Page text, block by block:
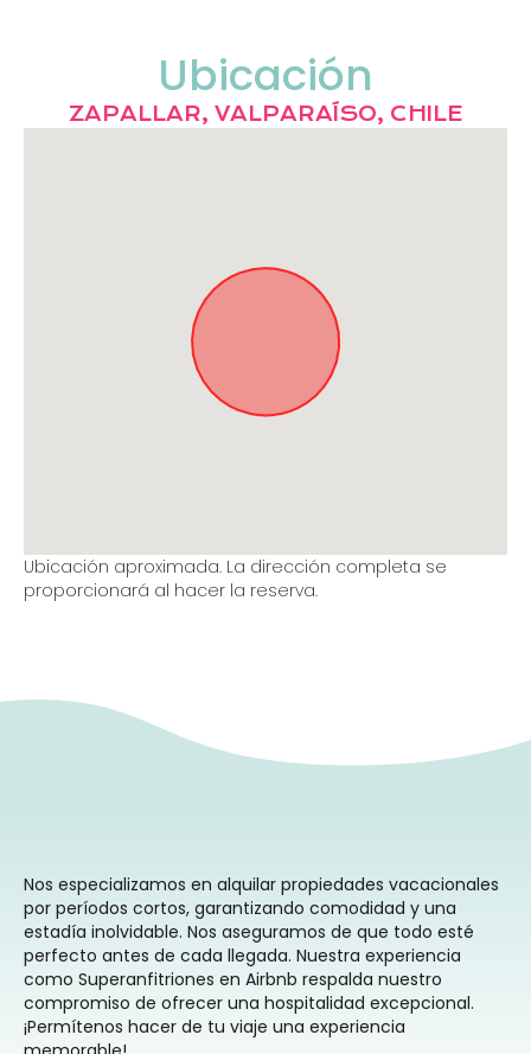
Ubicación
ZAPALLAR, VALPARAÍSO, CHILE
Ubicación aproximada. La dirección completa se
proporcionará al hacer la reserva.
Nos especializamos en alquilar propiedades vacacionales
por períodos cortos, garantizando comodidad y una
estadía inolvidable. Nos aseguramos de que todo esté
perfecto antes de cada llegada. Nuestra experiencia
como Superanfitriones en Airbnb respalda nuestro
compromiso de ofrecer una hospitalidad excepcional.
¡Permítenos hacer de tu viaje una experiencia